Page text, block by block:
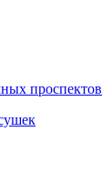
проспектов